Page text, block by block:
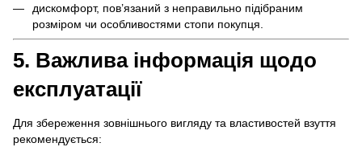
дискомфорт, пов’язаний з неправильно підібраним
розміром чи особливостями стопи покупця.
5. Важлива інформація щодо
експлуатації
Для збереження зовнішнього вигляду та властивостей взуття
рекомендується: